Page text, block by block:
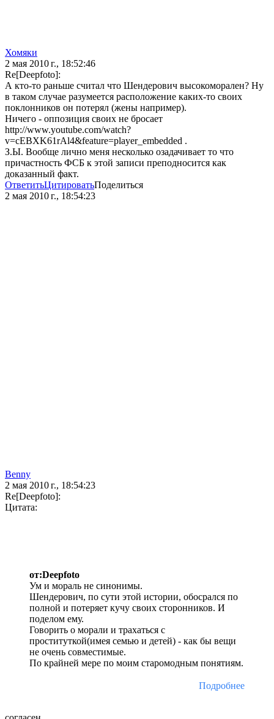
Хомяки
2 мая 2010 г., 18:52:46
Re[Deepfoto]:
А кто-то раньше считал что Шендерович высокоморален? Ну
в таком случае разумеется расположение каких-то своих
поклонников он потерял (жены например).
Ничего - оппозиция своих не бросает
http://www.youtube.com/watch?
v=cEBXK61rAl4&feature=player_embedded .
З.Ы. Вообще лично меня несколько озадачивает то что
причастность ФСБ к этой записи преподносится как
доказанный факт.
ОтветитьЦитироватьПоделиться
2 мая 2010 г., 18:54:23
Benny
2 мая 2010 г., 18:54:23
Re[Deepfoto]:
Цитата:
от:Deepfoto
Ум и мораль не синонимы.
Шендерович, по сути этой истории, обосрался по
полной и потеряет кучу своих сторонников. И
поделом ему.
Говорить о морали и трахаться с
проституткой(имея семью и детей) - как бы вещи
не очень совместимые.
По крайней мере по моим старомодным понятиям.
Подробнее